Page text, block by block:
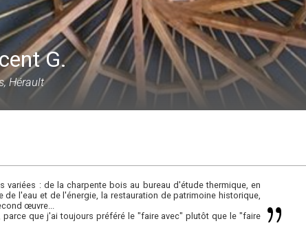
G.
Hérault
variées : de la charpente bois au bureau d'étude thermique, en
de l'eau et de l'énergie, la restauration de patrimoine historique,
œuvre...
parce que j'ai toujours préféré le "faire avec" plutôt que le "faire